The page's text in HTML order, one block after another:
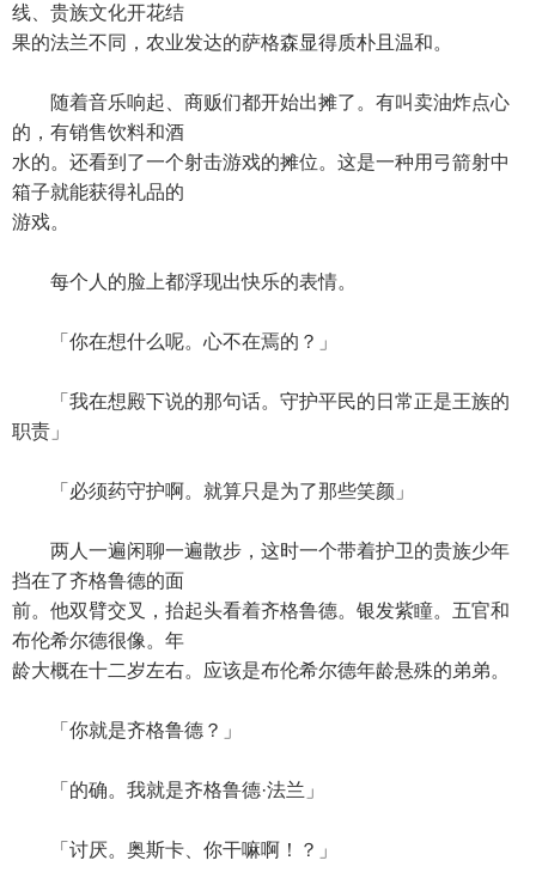
线、贵族文化开花结
果的法兰不同，农业发达的萨格森显得质朴且温和。
随着音乐响起、商贩们都开始出摊了。有叫卖油炸点心
的，有销售饮料和酒
水的。还看到了一个射击游戏的摊位。这是一种用弓箭射中
箱子就能获得礼品的
游戏。
每个人的脸上都浮现出快乐的表情。
「你在想什么呢。心不在焉的？」
「我在想殿下说的那句话。守护平民的日常正是王族的
职责」
「必须药守护啊。就算只是为了那些笑颜」
两人一遍闲聊一遍散步，这时一个带着护卫的贵族少年
挡在了齐格鲁德的面
前。他双臂交叉，抬起头看着齐格鲁德。银发紫瞳。五官和
布伦希尔德很像。年
龄大概在十二岁左右。应该是布伦希尔德年龄悬殊的弟弟。
「你就是齐格鲁德？」
「的确。我就是齐格鲁德·法兰」
「讨厌。奥斯卡、你干嘛啊！？」